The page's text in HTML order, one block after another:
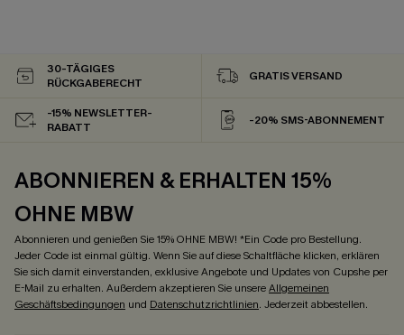
30-TÄGIGES
RÜCKGABERECHT
GRATIS VERSAND
-15% NEWSLETTER-
RABATT
-20% SMS-ABONNEMENT
ABONNIEREN & ERHALTEN 15%
OHNE MBW
Abonnieren und genießen Sie 15% OHNE MBW! *Ein Code pro Bestellung.
Jeder Code ist einmal gültig. Wenn Sie auf diese Schaltfläche klicken, erklären
Sie sich damit einverstanden, exklusive Angebote und Updates von Cupshe per
E-Mail zu erhalten. Außerdem akzeptieren Sie unsereAllgemeinen
Geschäftsbedingungen und Datenschutzrichtlinien. Jederzeit abbestellen.